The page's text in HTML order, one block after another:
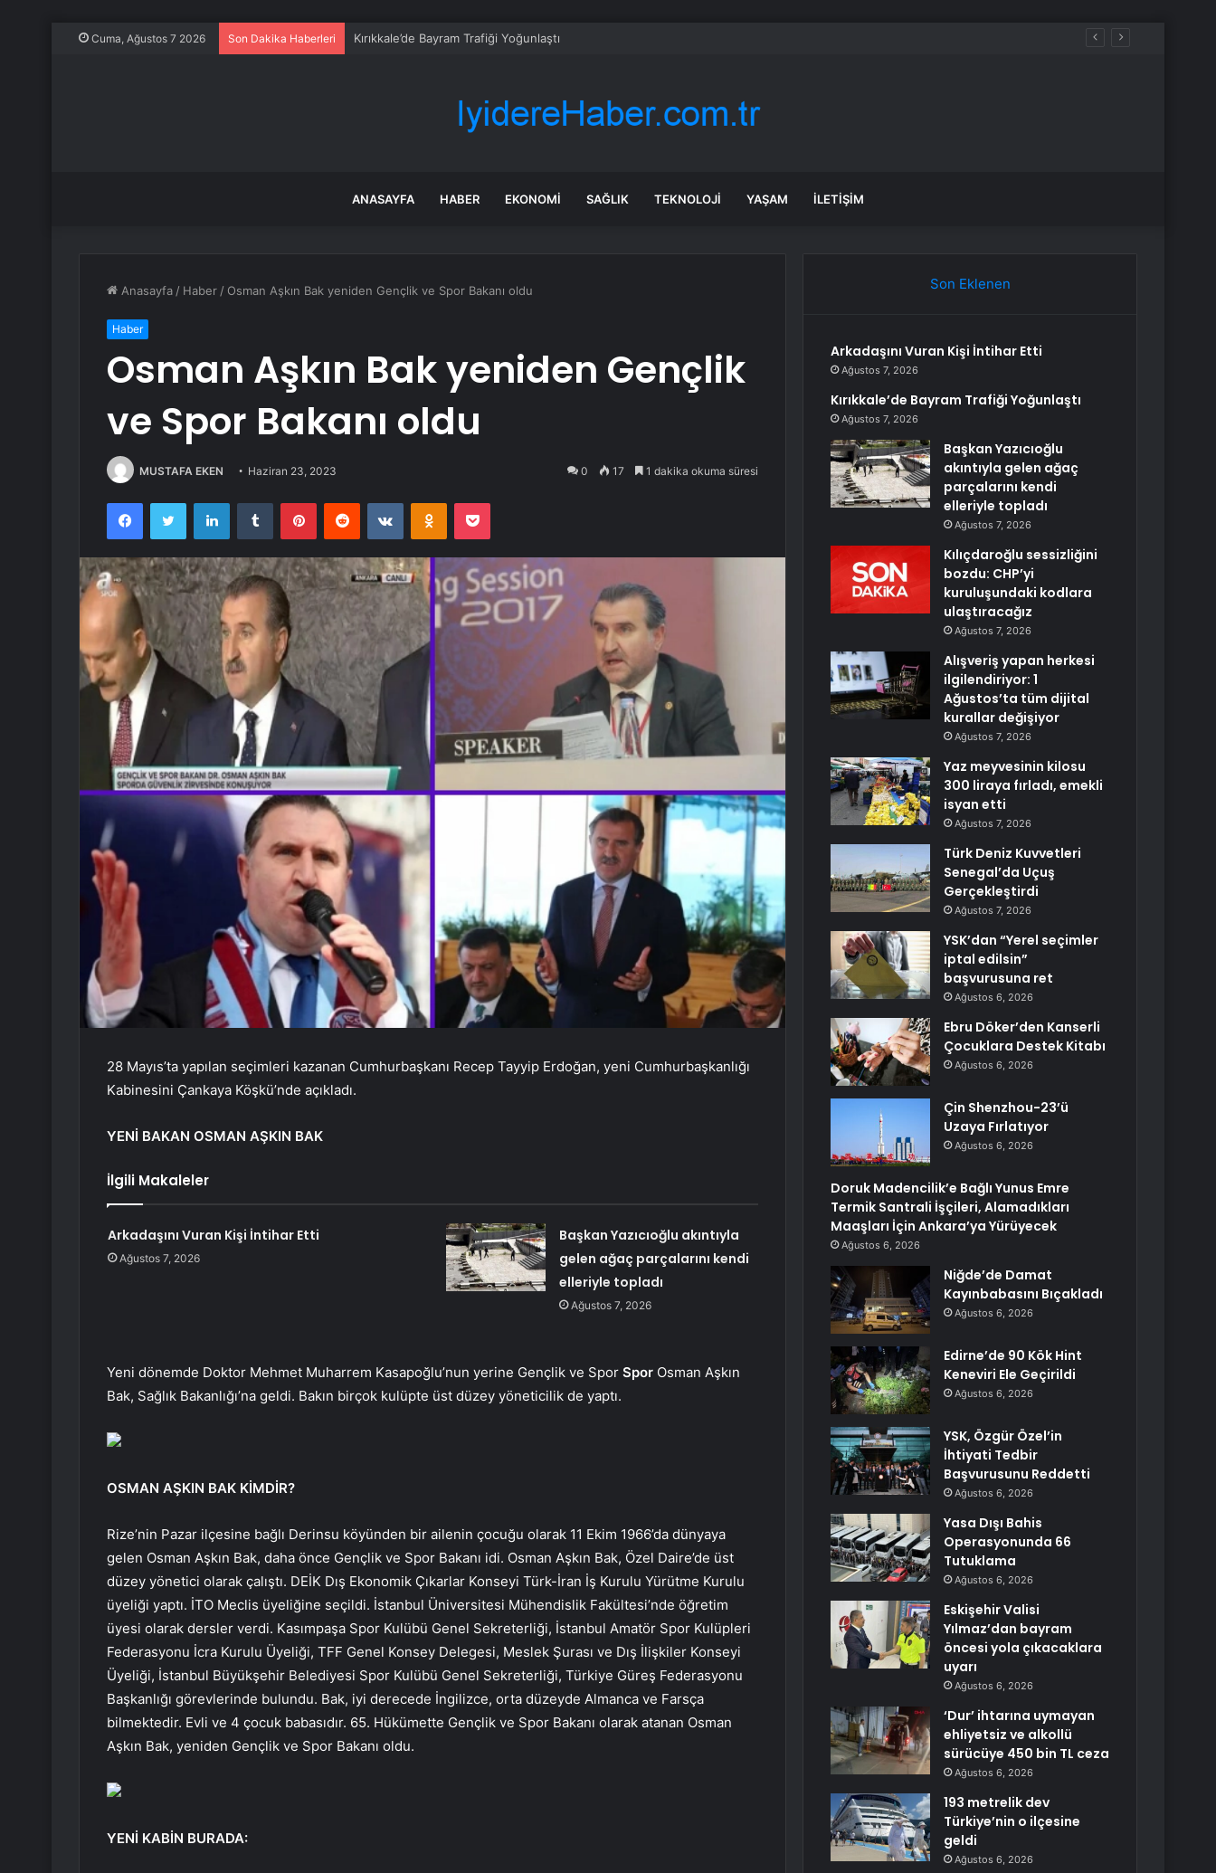
Cuma, Ağustos 7 2026 Son Dakika Haberleri Kırıkkale’de Bayram Trafiği Yoğunlaştı
ANASAYFA HABER EKONOMI SAĞLIK TEKNOLOJI YAŞAM İLETIŞIM
Anasayfa / Haber / Osman Aşkın Bak yeniden Gençlik ve Spor Bakanı oldu
Haber
Osman Aşkın Bak yeniden Gençlik
ve Spor Bakanı oldu
MUSTAFA EKEN Haziran 23, 2023 0 17 1 dakika okuma süresi
FacebookTwitter LinkedInTumblr PinterestReddit VKontakteOdnoklassniki
Pocket
28 Mayıs’ta yapılan seçimleri kazanan Cumhurbaşkanı Recep Tayyip Erdoğan, yeni Cumhurbaşkanlığı
Kabinesini Çankaya Köşkü’nde açıkladı.
YENİ BAKAN OSMAN AŞKIN BAK
İlgili Makaleler
Arkadaşını Vuran Kişi İntihar Etti
Ağustos 7, 2026
Başkan Yazıcıoğlu akıntıyla
gelen ağaç parçalarını kendi
elleriyle topladı
Ağustos 7, 2026
Yeni dönemde Doktor Mehmet Muharrem Kasapoğlu’nun yerine Gençlik ve Spor Spor Osman Aşkın
Bak, Sağlık Bakanlığı’na geldi. Bakın birçok kulüpte üst düzey yöneticilik de yaptı.
OSMAN AŞKIN BAK KİMDİR?
Rize’nin Pazar ilçesine bağlı Derinsu köyünden bir ailenin çocuğu olarak 11 Ekim 1966’da dünyaya
gelen Osman Aşkın Bak, daha önce Gençlik ve Spor Bakanı idi. Osman Aşkın Bak, Özel Daire’de üst
düzey yönetici olarak çalıştı. DEİK Dış Ekonomik Çıkarlar Konseyi Türk-İran İş Kurulu Yürütme Kurulu
üyeliği yaptı. İTO Meclis üyeliğine seçildi. İstanbul Üniversitesi Mühendislik Fakültesi’nde öğretim
üyesi olarak dersler verdi. Kasımpaşa Spor Kulübü Genel Sekreterliği, İstanbul Amatör Spor Kulüpleri
Federasyonu İcra Kurulu Üyeliği, TFF Genel Konsey Delegesi, Meslek Şurası ve Dış İlişkiler Konseyi
Üyeliği, İstanbul Büyükşehir Belediyesi Spor Kulübü Genel Sekreterliği, Türkiye Güreş Federasyonu
Başkanlığı görevlerinde bulundu. Bak, iyi derecede İngilizce, orta düzeyde Almanca ve Farsça
bilmektedir. Evli ve 4 çocuk babasıdır. 65. Hükümette Gençlik ve Spor Bakanı olarak atanan Osman
Aşkın Bak, yeniden Gençlik ve Spor Bakanı oldu.
YENİ KABİN BURADA:
Son Eklenen
Arkadaşını Vuran Kişi İntihar Etti
Ağustos 7, 2026
Kırıkkale’de Bayram Trafiği Yoğunlaştı
Ağustos 7, 2026
Başkan Yazıcıoğlu
akıntıyla gelen ağaç
parçalarını kendi
elleriyle topladı
Ağustos 7, 2026
Kılıçdaroğlu sessizliğini
bozdu: CHP’yi
kuruluşundaki kodlara
ulaştıracağız
Ağustos 7, 2026
Alışveriş yapan herkesi
ilgilendiriyor: 1
Ağustos’ta tüm dijital
kurallar değişiyor
Ağustos 7, 2026
Yaz meyvesinin kilosu
300 liraya fırladı, emekli
isyan etti
Ağustos 7, 2026
Türk Deniz Kuvvetleri
Senegal’da Uçuş
Gerçekleştirdi
Ağustos 7, 2026
YSK’dan “Yerel seçimler
iptal edilsin”
başvurusuna ret
Ağustos 6, 2026
Ebru Döker’den Kanserli
Çocuklara Destek Kitabı
Ağustos 6, 2026
Çin Shenzhou-23’ü
Uzaya Fırlatıyor
Ağustos 6, 2026
Doruk Madencilik’e Bağlı Yunus Emre
Termik Santrali İşçileri, Alamadıkları
Maaşları İçin Ankara’ya Yürüyecek
Ağustos 6, 2026
Niğde’de Damat
Kayınbabasını Bıçakladı
Ağustos 6, 2026
Edirne’de 90 Kök Hint
Keneviri Ele Geçirildi
Ağustos 6, 2026
YSK, Özgür Özel’in
İhtiyati Tedbir
Başvurusunu Reddetti
Ağustos 6, 2026
Yasa Dışı Bahis
Operasyonunda 66
Tutuklama
Ağustos 6, 2026
Eskişehir Valisi
Yılmaz’dan bayram
öncesi yola çıkacaklara
uyarı
Ağustos 6, 2026
‘Dur’ ihtarına uymayan
ehliyetsiz ve alkollü
sürücüye 450 bin TL ceza
Ağustos 6, 2026
193 metrelik dev
Türkiye’nin o ilçesine
geldi
Ağustos 6, 2026